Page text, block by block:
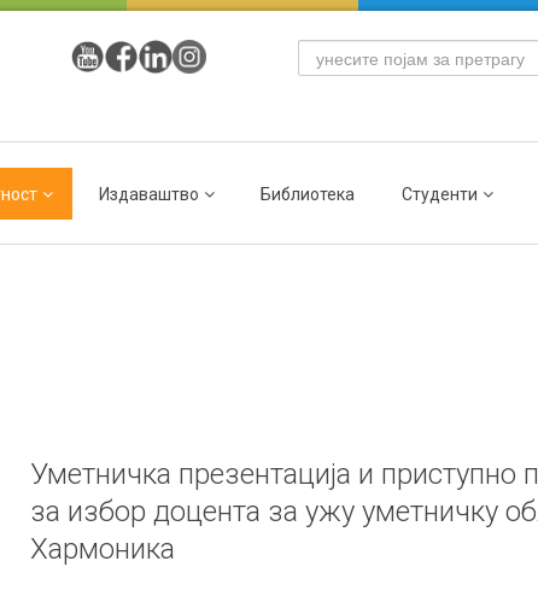
Издаваштво Библиотека Студенти
Уметничка презентација и приступно
за избор доцента за ужу уметничку
Хармоника